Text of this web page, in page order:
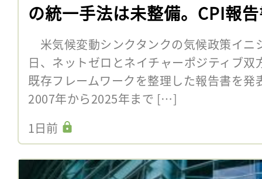
の統一手法は未整備。CPI報
米気候変動シンクタンクの気候政策イニ
日、ネットゼロとネイチャーポジティブ
既存フレームワークを整理した報告書を
2007年から2025年まで […]
1日前